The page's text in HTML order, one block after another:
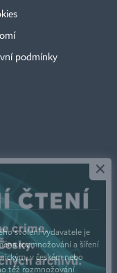
podmínky
svolení vydavatele je
rozmnožování a šíření
v českém nebo
též rozmnožování